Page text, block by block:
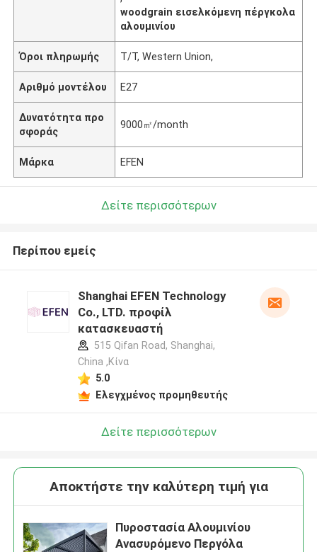
woodgrain εισελκόμενη πέργκολα
αλουμινίου
Όροι πληρωμής T/T, Western Union,
Αριθμό μοντέλου E27
Δυνατότητα προ
σφοράς
9000㎡/month
Μάρκα EFEN
Δείτε περισσότερων
Περίπου εμείς
Shanghai EFEN Technology
Co., LTD. προφίλ
κατασκευαστή
515 Qifan Road, Shanghai,
China ,Κίνα
5.0
Ελεγχμένος προμηθευτής
Δείτε περισσότερων
Αποκτήστε την καλύτερη τιμή για
Πυροστασία Αλουμινίου
Ανασυρόμενο Περγόλα